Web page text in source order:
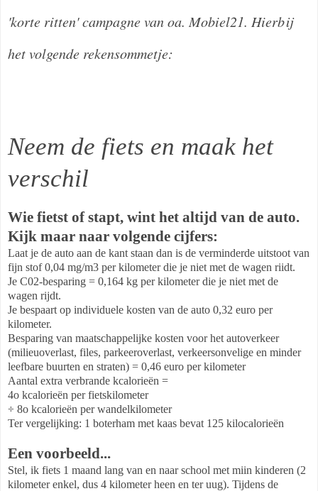
'korte ritten' campagne van oa. Mobiel21. Hierbij
het volgende rekensommetje:
Neem de fiets en maak het
verschil
Wie fietst of stapt, wint het altijd van de auto.
Kijk maar naar volgende cijfers:
Laat je de auto aan de kant staan dan is de verminderde uitstoot van
fijn stof 0,04 mg/m3 per kilometer die je niet met de wagen riidt.
Je C02-besparing = 0,164 kg per kilometer die je niet met de
wagen rijdt.
Je bespaart op individuele kosten van de auto 0,32 euro per
kilometer.
Besparing van maatschappelijke kosten voor het autoverkeer
(milieuoverlast, files, parkeeroverlast, verkeersonvelige en minder
leefbare buurten en straten) = 0,46 euro per kilometer
Aantal extra verbrande kcalorieën =
4o kcalorieën per fietskilometer
÷ 8o kcalorieën per wandelkilometer
Ter vergelijking: 1 boterham met kaas bevat 125 kilocalorieën
Een voorbeeld...
Stel, ik fiets 1 maand lang van en naar school met miin kinderen (2
kilometer enkel, dus 4 kilometer heen en ter uug). Tijdens de